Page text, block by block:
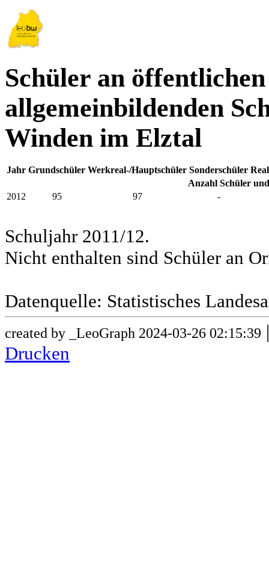
Schüler an
allgemeinbildenden
Winden im Elztal
Jahr Grundschüler Werkreal-/Hauptschüler Sonderschüler
Anzahl Schüler
2012
95 97 -
Schuljahr 2011/12.
Nicht enthalten sind Schüler an
Datenquelle: Statistisches
created by _LeoGraph 2024-03-26 02:15:39
Drucken